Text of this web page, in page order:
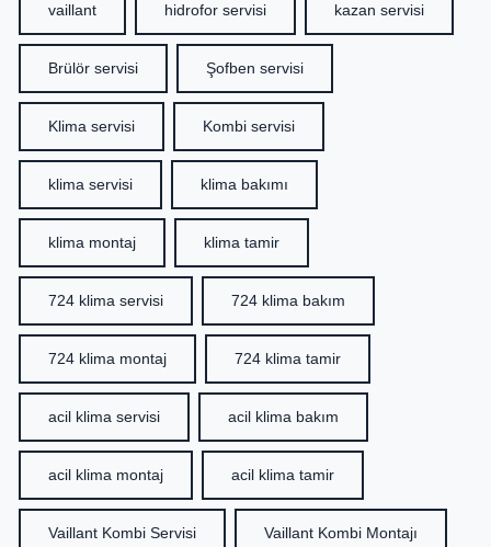
vaillant hidrofor servisi kazan servisi
Brülör servisi Şofben servisi
Klima servisi Kombi servisi
klima servisi klima bakımı
klima montaj klima tamir
724 klima servisi 724 klima bakım
724 klima montaj 724 klima tamir
acil klima servisi acil klima bakım
acil klima montaj acil klima tamir
Vaillant Kombi Servisi Vaillant Kombi Montajı